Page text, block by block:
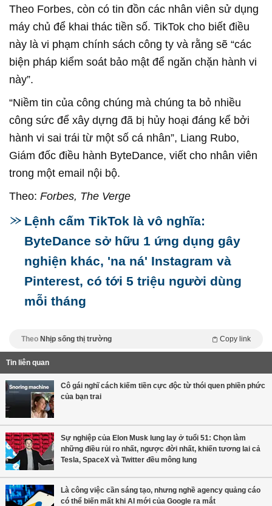
Theo Forbes, còn có tin đồn các nhân viên sử dụng
máy chủ để khai thác tiền số. TikTok cho biết điều
này là vi phạm chính sách công ty và rằng sẽ “các
biện pháp kiểm soát bảo mật để ngăn chặn hành vi
này”.
“Niềm tin của công chúng mà chúng ta bỏ nhiều
công sức để xây dựng đã bị hủy hoại đáng kể bởi
hành vi sai trái từ một số cá nhân”, Liang Rubo,
Giám đốc điều hành ByteDance, viết cho nhân viên
trong một email nội bộ.
Theo: Forbes, The Verge
Lệnh cấm TikTok là vô nghĩa:
ByteDance sở hữu 1 ứng dụng gây
nghiện khác, 'na ná' Instagram và
Pinterest, có tới 5 triệu người dùng
mỗi tháng
Theo Nhịp sống thị trường Copy link
Tin liên quan
Cô gái nghĩ cách kiếm tiền cực độc từ thói quen phiền phức
của bạn trai
Sự nghiệp của Elon Musk lung lay ở tuổi 51: Chọn làm
những điều rủi ro nhất, ngược đời nhất, khiến tương lai cả
Tesla, SpaceX và Twitter đều mông lung
Là công việc cần sáng tạo, nhưng nghề agency quảng cáo
có thể biến mất khi AI mới của Google ra mắt